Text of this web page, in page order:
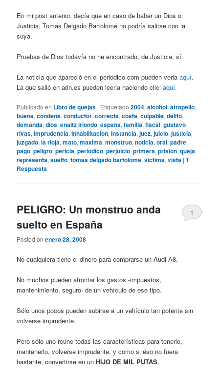
En mi post anterior, decía que en caso de haber un Dios o
Justicia, Tomás Delgado Bartolomé no podría salirse con la
suya.
Pruebas de Dios todavía no he encontrado; de Justicia, sí.
La noticia que apareció en el periodico.com pueden verlaaquí.
La que salió en adn.es pueden leerla haciendo cliciaquí.
Publicado en Libro de quejas | Etiquetado 2004,alcohol,atropello,
buena,condena,conductor,correcta,costa,culpable,delito,
demanda,dios,enaitz iriondo,espana,familia,fiscal,gustavo
rivas,imprudencia,inhabilitacion,instancia,juez,juicio,justicia,
juzgado,la rioja,mato,maxima,monstruo,noticia,oral,padre,
pago,peligro,pericia,periodico,perjuicio,primera,prision,queja,
representa,suelto,tomas delgado bartolome,victima,vista |1
Respuesta
PELIGRO: Un monstruo anda
suelto en España
Posted onenero 28, 2008
1
No cualquiera tiene el dinero para comprarse un Audi A8.
No muchos pueden afrontar los gastos -impuestos,
mantenimiento, seguro- de un vehículo de ese tipo.
Sólo unos pocos pueden subirse a un vehículo tan potente sin
volverse imprudente.
Pero sólo uno reúne todas las características para tenerlo,
mantenerlo, volverse imprudente, y como si éso no fuera
bastante, convertirse en unHIJO DE MIL PUTAS.